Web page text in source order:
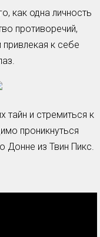
как одна личность
противоречий,
к себе
тайн и стремиться к
проникнуться
Донне из Твин Пикс.